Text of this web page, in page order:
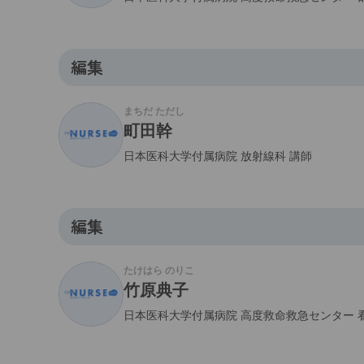
編集
まちだ ただし
町田幹
日本医科大学付属病院 放射線科 講師
編集
たけはら のりこ
竹原典子
日本医科大学付属病院 高度救命救急センター